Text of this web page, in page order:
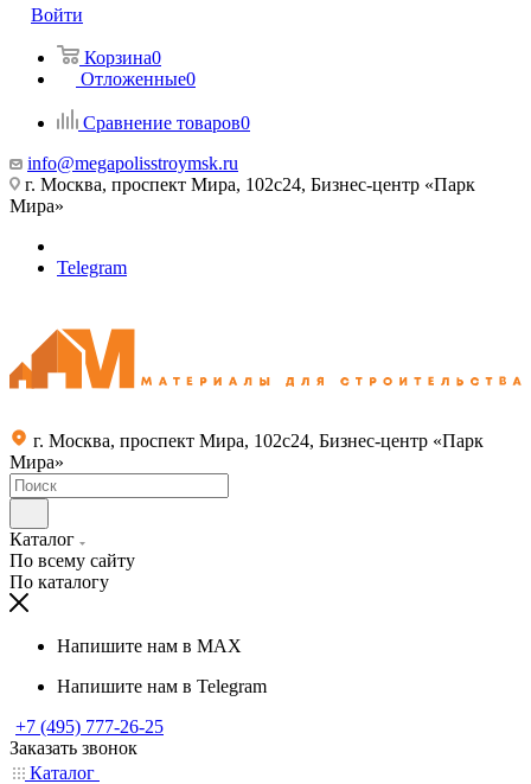
Войти
Корзина0
Отложенные0
Сравнение товаров0
info@megapolisstroymsk.ru
г. Москва, проспект Мира, 102с24, Бизнес-центр «Парк
Мира»
Telegram
г. Москва, проспект Мира, 102с24, Бизнес-центр «Парк
Мира»
Каталог
По всему сайту
По каталогу
Напишите нам в MAX
Напишите нам в Telegram
+7 (495) 777-26-25
Заказать звонок
Каталог